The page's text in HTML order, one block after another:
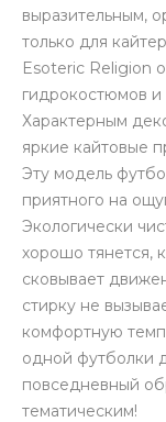
выразительным,
только для
Esoteric Religion
гидрокостюмов и
Характерным
яркие кайтовые
Эту модель
приятного на
Экологически
хорошо тянется,
сковывает
стирку не
комфортную
одной футболки
повседневный
тематическим!